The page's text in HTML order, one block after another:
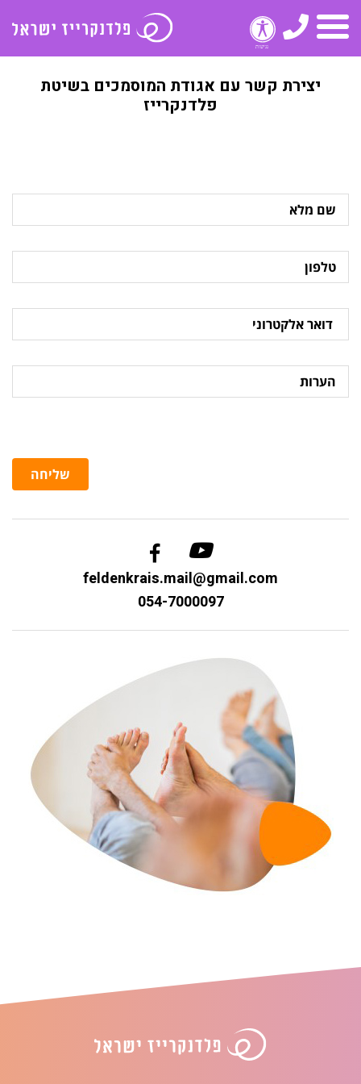
תפריט
טלפון
יצירת קשר עם אגודת המוסמכים בשיטת
פלדנקרייז
מלא
טלפון
אלקטרוני
הערות
שליחה
feldenkrais.mail@gmail.com
054-7000097